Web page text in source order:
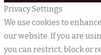
Privacy Settings
We use cookies to
our website. If you are
you can restrict, block or